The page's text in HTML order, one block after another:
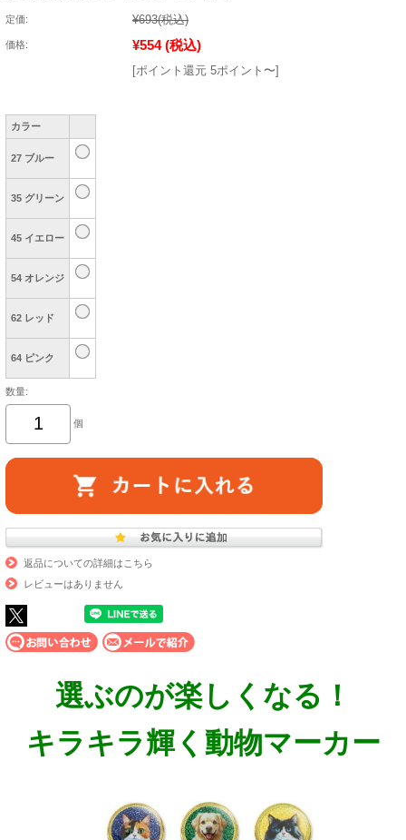
定価: ¥693(税込)
価格: ¥554 (税込)
[ポイント還元 5ポイント〜]
カラー
27 ブルー
35 グリーン
45 イエロー
54 オレンジ
62 レッド
64 ピンク
数量:
個
返品についての詳細はこちら
レビューはありません
選ぶのが楽しくなる！
キラキラ輝く動物マーカー